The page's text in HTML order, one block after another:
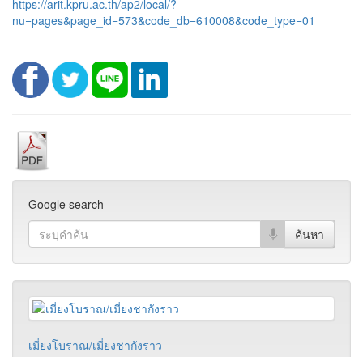
https://arit.kpru.ac.th/ap2/local/?
nu=pages&page_id=573&code_db=610008&code_type=01
Google search
เมี่ยงโบราณ/เมี่ยงชากังราว